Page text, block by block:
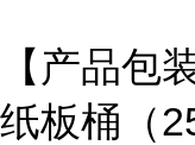
【产品包
纸板桶（